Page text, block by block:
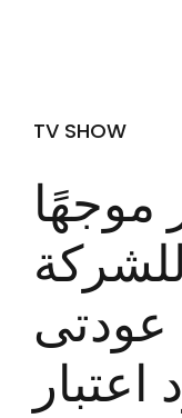
TV SHOW
موجهًا
عودتى